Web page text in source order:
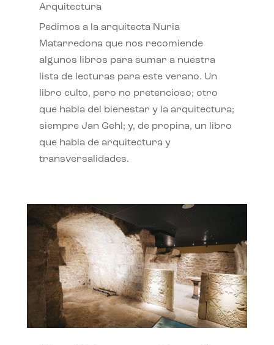
Arquitectura
Pedimos a la arquitecta Nuria
Matarredona que nos recomiende
algunos libros para sumar a nuestra
lista de lecturas para este verano. Un
libro culto, pero no pretencioso; otro
que habla del bienestar y la arquitectura;
siempre Jan Gehl; y, de propina, un libro
que habla de arquitectura y
transversalidades.